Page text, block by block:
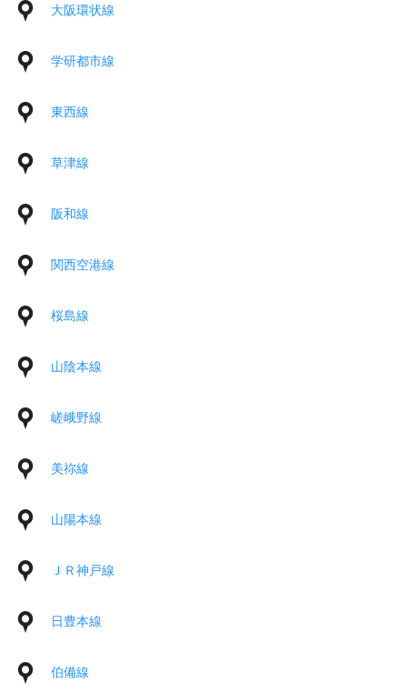
大阪環状線
学研都市線
東西線
草津線
阪和線
関西空港線
桜島線
山陰本線
嵯峨野線
美祢線
山陽本線
ＪＲ神戸線
日豊本線
伯備線